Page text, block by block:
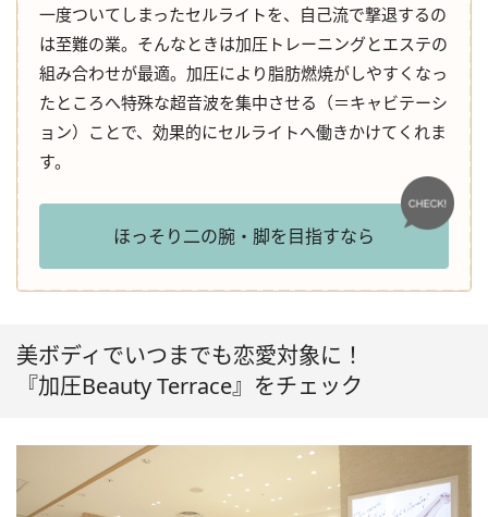
一度ついてしまったセルライトを、自己流で撃退するの
は至難の業。そんなときは加圧トレーニングとエステの
組み合わせが最適。加圧により脂肪燃焼がしやすくなっ
たところへ特殊な超音波を集中させる（＝キャビテーシ
ョン）ことで、効果的にセルライトへ働きかけてくれま
す。
ほっそり二の腕・脚を目指すなら
美ボディでいつまでも恋愛対象に！
『加圧Beauty Terrace』をチェック